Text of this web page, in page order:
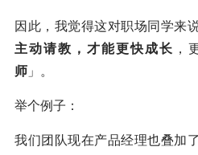
因此，我觉得这对职场同学来
主动请教，才能更快成长 ，
师 」。
举个例子：
我们团队现在产品经理也叠加